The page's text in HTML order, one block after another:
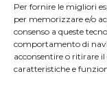
Per fornire le migliori
per memorizzare e/o
consenso a queste
comportamento di
acconsentire o ritirare
caratteristiche e
Legale: Via Silvio